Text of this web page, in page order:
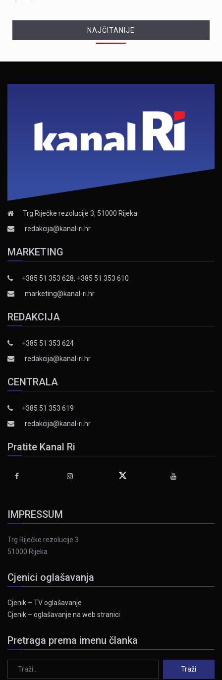
NAJČITANIJE
Trg Riječke rezolucije 3, 51000 Rijeka
redakcija@kanal-ri.hr
MARKETING
+385 51 353 628, +385 51 353 610
marketing@kanal-ri.hr
REDAKCIJA
+385 51 353 624
redakcija@kanal-ri.hr
CENTRALA
+385 51 353 619
redakcija@kanal-ri.hr
Pratite Kanal Ri
IMPRESSUM
Trg Riječke rezolucije 3
51000 Rijeka
Cjenici oglašavanja
Cjenik – TV oglašavanje
Cjenik – oglašavanje na web stranici
Pretraga prema imenu članka